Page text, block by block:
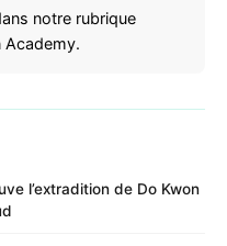
notre rubrique
Academy.
l’extradition de Do Kwon